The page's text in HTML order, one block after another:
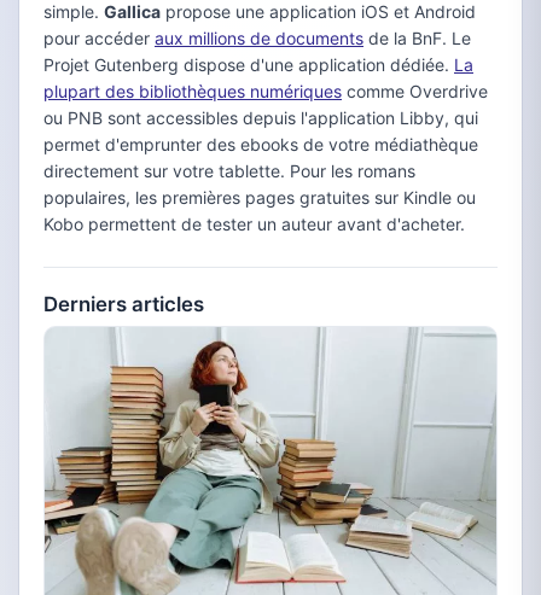
simple. Gallica propose une application iOS et Android
pour accéder aux millions de documents de la BnF. Le
Projet Gutenberg dispose d'une application dédiée. La
plupart des bibliothèques numériques comme Overdrive
ou PNB sont accessibles depuis l'application Libby, qui
permet d'emprunter des ebooks de votre médiathèque
directement sur votre tablette. Pour les romans
populaires, les premières pages gratuites sur Kindle ou
Kobo permettent de tester un auteur avant d'acheter.
Derniers articles